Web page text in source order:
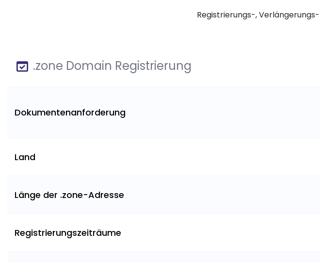
Registrierungs-,
.zone Domain Registrierung
Dokumentenanforderung
Land
Länge der .zone-Adresse
Registrierungszeiträume